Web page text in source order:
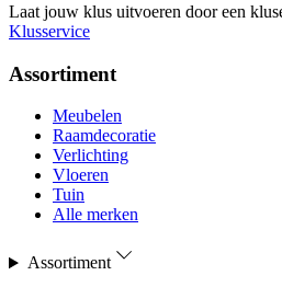
Laat jouw klus uitvoeren door een
Klusservice
Assortiment
Meubelen
Raamdecoratie
Verlichting
Vloeren
Tuin
Alle merken
Assortiment